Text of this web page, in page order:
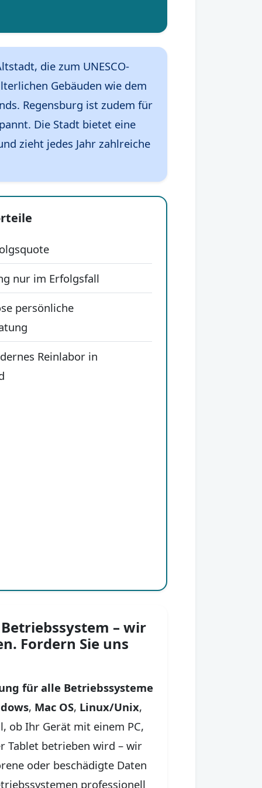
die zum UNESCO-
Gebäuden wie dem
Regensburg ist zudem für
Die Stadt bietet eine
zieht jedes Jahr zahlreiche
nur im Erfolgsfall
persönliche
Reinlabor in
– wir
Fordern Sie uns
für alle Betriebssysteme
, Mac OS, Linux/Unix,
ob Ihr Gerät mit einem PC,
Tablet betrieben wird – wir
oder beschädigte Daten
professionell